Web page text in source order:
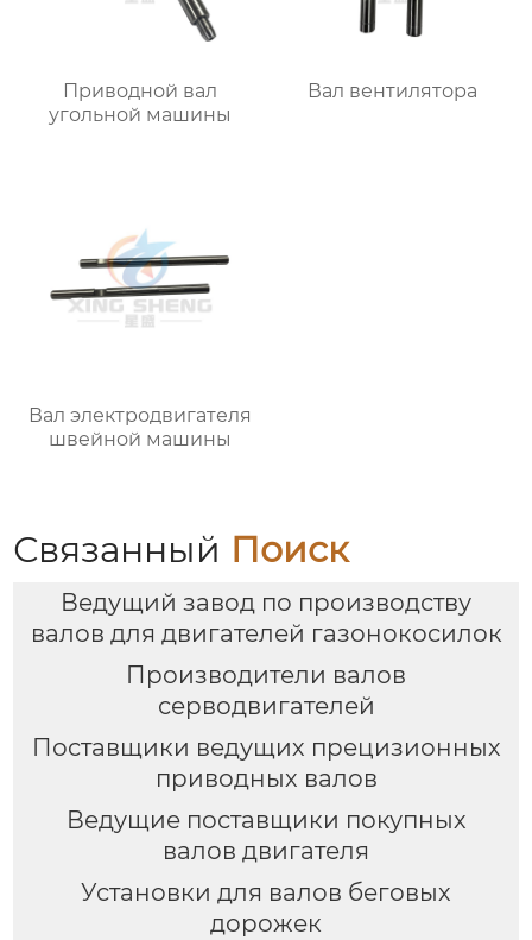
Приводной вал
угольной машины
Вал вентилятора
Вал электродвигателя
швейной машины
Связанный Поиск
Ведущий завод по производству
валов для двигателей газонокосилок
Производители валов
серводвигателей
Поставщики ведущих прецизионных
приводных валов
Ведущие поставщики покупных
валов двигателя
Установки для валов беговых
дорожек